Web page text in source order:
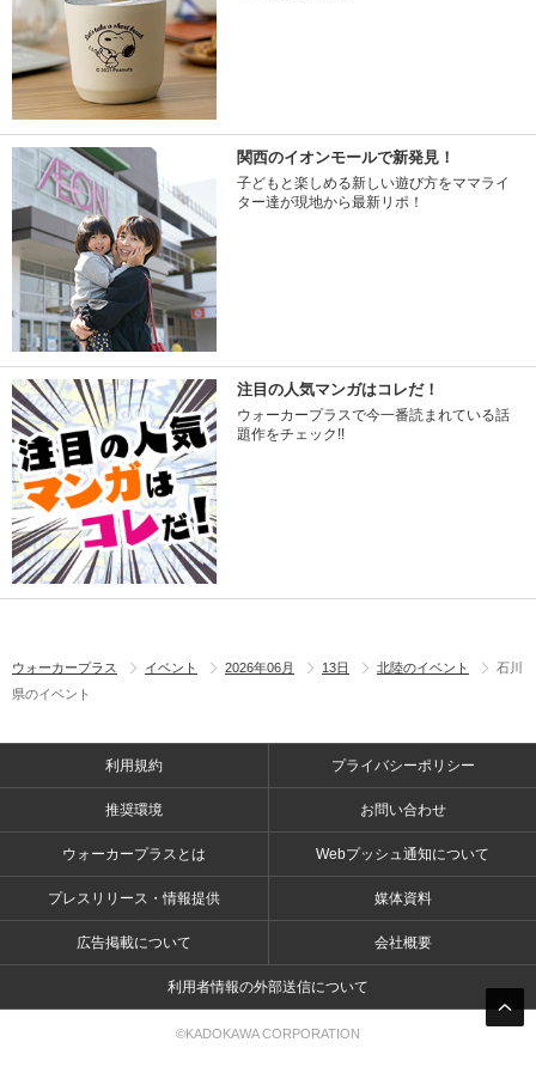
関西のイオンモールで新発見！
子どもと楽しめる新しい遊び方をママライ
ター達が現地から最新リポ！
注目の人気マンガはコレだ！
ウォーカープラスで今一番読まれている話
題作をチェック!!
ウォーカープラス イベント 2026年06月 13日 北陸のイベント
石川
県のイベント
利用規約 プライバシーポリシー
推奨環境 お問い合わせ
ウォーカープラスとは Webプッシュ通知について
プレスリリース・情報提供 媒体資料
広告掲載について 会社概要
利用者情報の外部送信について
©KADOKAWA CORPORATION